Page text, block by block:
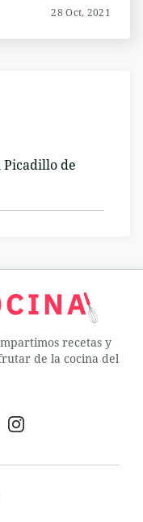
28 Oct, 2021
de
recetas y
de la cocina del